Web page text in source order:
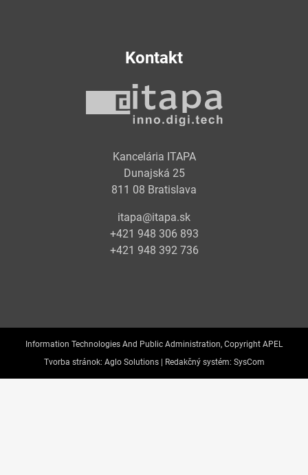
Kontakt
Kancelária ITAPA
Dunajská 25
811 08 Bratislava
itapa@itapa.sk
+421 948 306 893
+421 948 392 736
Information Technologies And Public Administration, Copyright APEL
Tvorba stránok: Aglo Solutions | Redakčný systém: SysCom